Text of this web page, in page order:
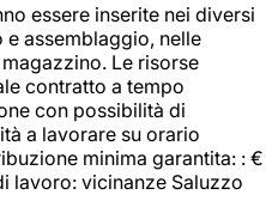
essere inserite nei diversi
assemblaggio, nelle
Le risorse
contratto a tempo
con possibilità di
a lavorare su orario
minima garantita: : €
lavoro: vicinanze Saluzzo